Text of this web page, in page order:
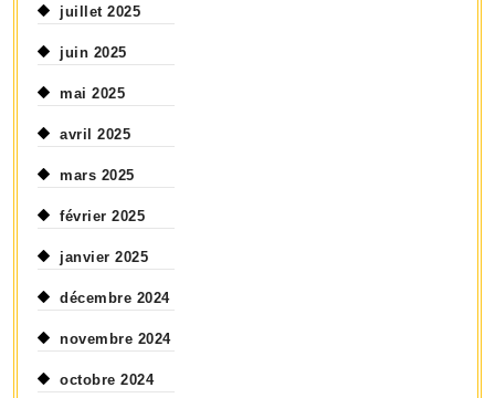
juillet 2025
juin 2025
mai 2025
avril 2025
mars 2025
février 2025
janvier 2025
décembre 2024
novembre 2024
octobre 2024